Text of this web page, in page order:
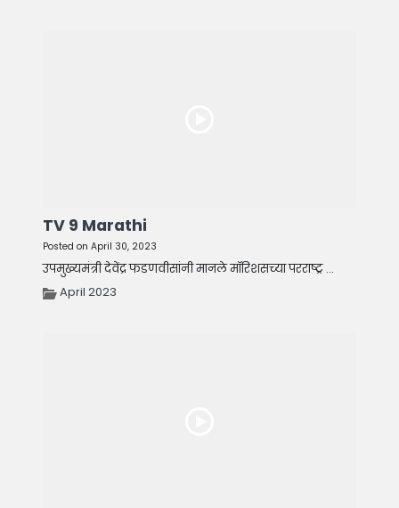
TV 9 Marathi
Posted on April 30, 2023
उपमुख्यमंत्री देवेंद्र फडणवीसांनी मानले मॉरिशसच्या परराष्ट्र ...
April 2023